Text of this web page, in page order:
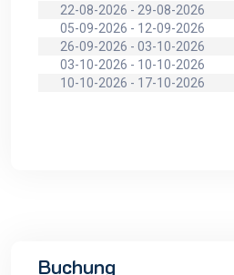
22-08-2026 - 29-08-2026
05-09-2026 - 12-09-2026
26-09-2026 - 03-10-2026
03-10-2026 - 10-10-2026
10-10-2026 - 17-10-2026
Buchung